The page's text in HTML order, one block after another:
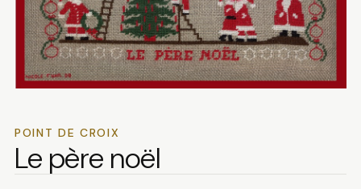
POINT DE CROIX
Le père noël